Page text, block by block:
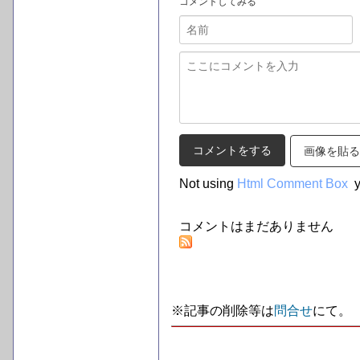
画像を貼る
Not using Html Comment Box
コメントはまだありません
※記事の削除等は問合せにて。